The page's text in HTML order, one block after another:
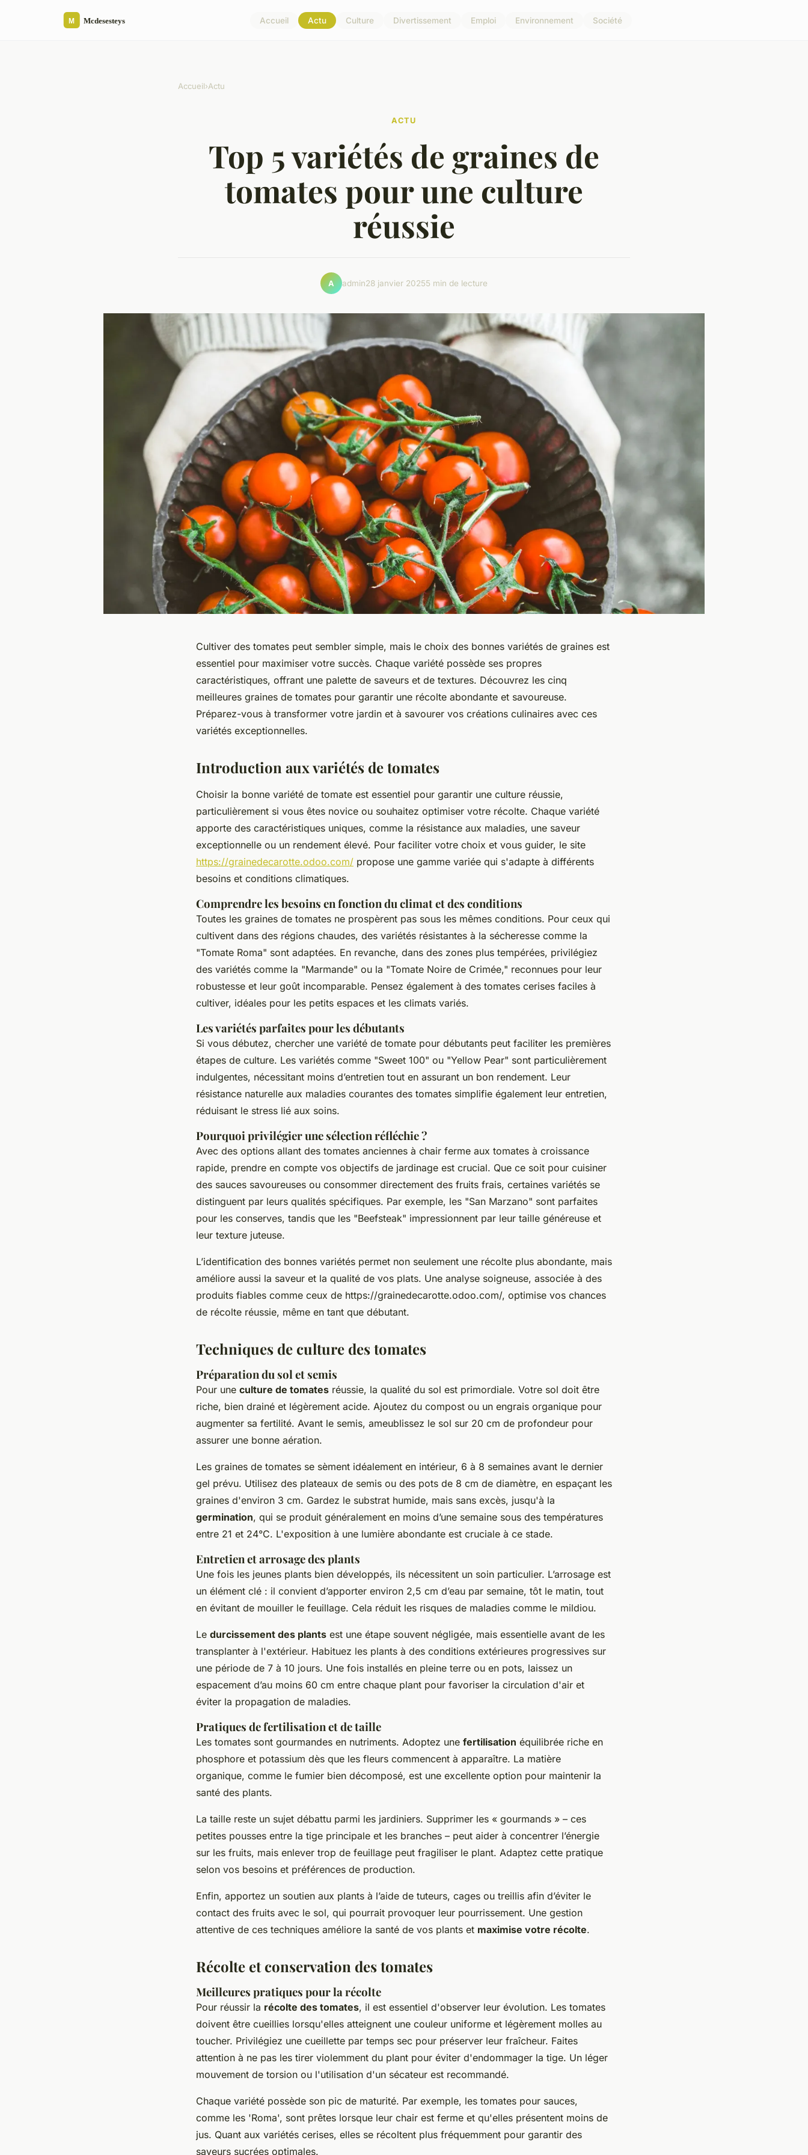
Accueil Actu Culture Divertissement Emploi Environnement Société
Accueil›Actu
ACTU
Top 5 variétés de graines de
tomates pour une culture
réussie
A admin28 janvier 20255 min de lecture
Cultiver des tomates peut sembler simple, mais le choix des bonnes variétés de graines est
essentiel pour maximiser votre succès. Chaque variété possède ses propres
caractéristiques, offrant une palette de saveurs et de textures. Découvrez les cinq
meilleures graines de tomates pour garantir une récolte abondante et savoureuse.
Préparez-vous à transformer votre jardin et à savourer vos créations culinaires avec ces
variétés exceptionnelles.
Introduction aux variétés de tomates
Choisir la bonne variété de tomate est essentiel pour garantir une culture réussie,
particulièrement si vous êtes novice ou souhaitez optimiser votre récolte. Chaque variété
apporte des caractéristiques uniques, comme la résistance aux maladies, une saveur
exceptionnelle ou un rendement élevé. Pour faciliter votre choix et vous guider, le site
https://grainedecarotte.odoo.com/ propose une gamme variée qui s'adapte à différents
besoins et conditions climatiques.
Comprendre les besoins en fonction du climat et des conditions
Toutes les graines de tomates ne prospèrent pas sous les mêmes conditions. Pour ceux qui
cultivent dans des régions chaudes, des variétés résistantes à la sécheresse comme la
"Tomate Roma" sont adaptées. En revanche, dans des zones plus tempérées, privilégiez
des variétés comme la "Marmande" ou la "Tomate Noire de Crimée," reconnues pour leur
robustesse et leur goût incomparable. Pensez également à des tomates cerises faciles à
cultiver, idéales pour les petits espaces et les climats variés.
Les variétés parfaites pour les débutants
Si vous débutez, chercher une variété de tomate pour débutants peut faciliter les premières
étapes de culture. Les variétés comme "Sweet 100" ou "Yellow Pear" sont particulièrement
indulgentes, nécessitant moins d’entretien tout en assurant un bon rendement. Leur
résistance naturelle aux maladies courantes des tomates simplifie également leur entretien,
réduisant le stress lié aux soins.
Pourquoi privilégier une sélection réfléchie ?
Avec des options allant des tomates anciennes à chair ferme aux tomates à croissance
rapide, prendre en compte vos objectifs de jardinage est crucial. Que ce soit pour cuisiner
des sauces savoureuses ou consommer directement des fruits frais, certaines variétés se
distinguent par leurs qualités spécifiques. Par exemple, les "San Marzano" sont parfaites
pour les conserves, tandis que les "Beefsteak" impressionnent par leur taille généreuse et
leur texture juteuse.
L’identification des bonnes variétés permet non seulement une récolte plus abondante, mais
améliore aussi la saveur et la qualité de vos plats. Une analyse soigneuse, associée à des
produits fiables comme ceux de https://grainedecarotte.odoo.com/, optimise vos chances
de récolte réussie, même en tant que débutant.
Techniques de culture des tomates
Préparation du sol et semis
Pour une culture de tomates réussie, la qualité du sol est primordiale. Votre sol doit être
riche, bien drainé et légèrement acide. Ajoutez du compost ou un engrais organique pour
augmenter sa fertilité. Avant le semis, ameublissez le sol sur 20 cm de profondeur pour
assurer une bonne aération.
Les graines de tomates se sèment idéalement en intérieur, 6 à 8 semaines avant le dernier
gel prévu. Utilisez des plateaux de semis ou des pots de 8 cm de diamètre, en espaçant les
graines d'environ 3 cm. Gardez le substrat humide, mais sans excès, jusqu'à la
germination, qui se produit généralement en moins d’une semaine sous des températures
entre 21 et 24°C. L'exposition à une lumière abondante est cruciale à ce stade.
Entretien et arrosage des plants
Une fois les jeunes plants bien développés, ils nécessitent un soin particulier. L’arrosage est
un élément clé : il convient d’apporter environ 2,5 cm d’eau par semaine, tôt le matin, tout
en évitant de mouiller le feuillage. Cela réduit les risques de maladies comme le mildiou.
Le durcissement des plants est une étape souvent négligée, mais essentielle avant de les
transplanter à l'extérieur. Habituez les plants à des conditions extérieures progressives sur
une période de 7 à 10 jours. Une fois installés en pleine terre ou en pots, laissez un
espacement d’au moins 60 cm entre chaque plant pour favoriser la circulation d'air et
éviter la propagation de maladies.
Pratiques de fertilisation et de taille
Les tomates sont gourmandes en nutriments. Adoptez une fertilisation équilibrée riche en
phosphore et potassium dès que les fleurs commencent à apparaître. La matière
organique, comme le fumier bien décomposé, est une excellente option pour maintenir la
santé des plants.
La taille reste un sujet débattu parmi les jardiniers. Supprimer les « gourmands » – ces
petites pousses entre la tige principale et les branches – peut aider à concentrer l’énergie
sur les fruits, mais enlever trop de feuillage peut fragiliser le plant. Adaptez cette pratique
selon vos besoins et préférences de production.
Enfin, apportez un soutien aux plants à l’aide de tuteurs, cages ou treillis afin d’éviter le
contact des fruits avec le sol, qui pourrait provoquer leur pourrissement. Une gestion
attentive de ces techniques améliore la santé de vos plants et maximise votre récolte.
Récolte et conservation des tomates
Meilleures pratiques pour la récolte
Pour réussir la récolte des tomates, il est essentiel d'observer leur évolution. Les tomates
doivent être cueillies lorsqu'elles atteignent une couleur uniforme et légèrement molles au
toucher. Privilégiez une cueillette par temps sec pour préserver leur fraîcheur. Faites
attention à ne pas les tirer violemment du plant pour éviter d'endommager la tige. Un léger
mouvement de torsion ou l'utilisation d'un sécateur est recommandé.
Chaque variété possède son pic de maturité. Par exemple, les tomates pour sauces,
comme les 'Roma', sont prêtes lorsque leur chair est ferme et qu'elles présentent moins de
jus. Quant aux variétés cerises, elles se récoltent plus fréquemment pour garantir des
saveurs sucrées optimales.